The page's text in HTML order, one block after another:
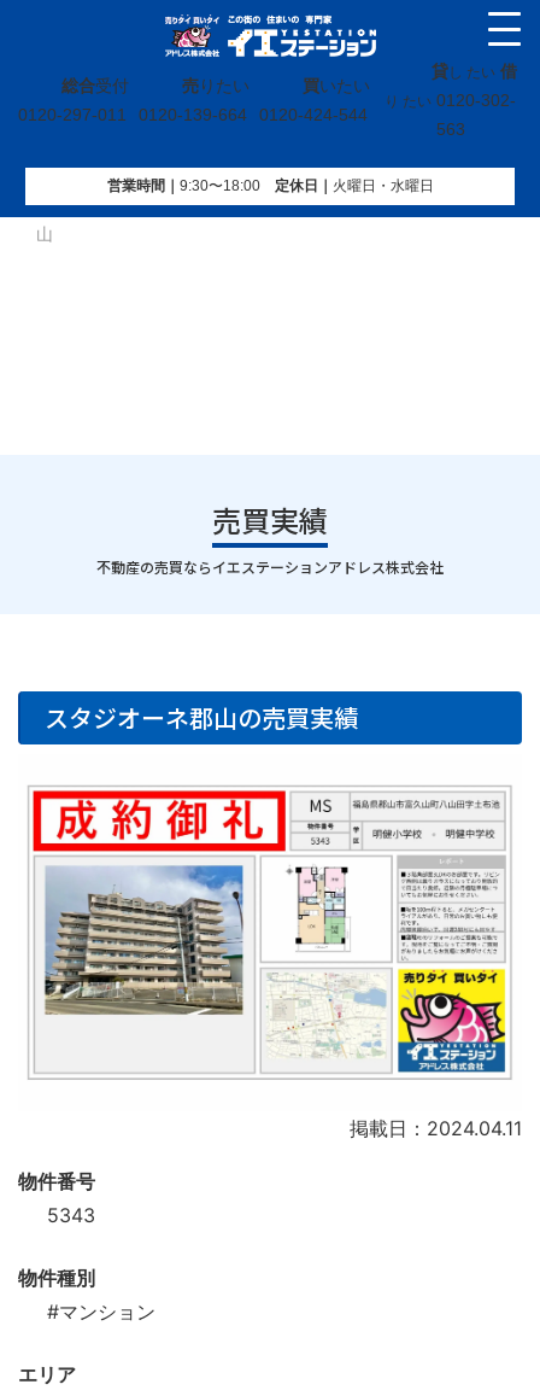
総合受付
0120-297-011
売りたい
0120-139-664
買いたい
0120-424-544
貸し たい 借
り たい 0120-302-
563
営業時間｜ 9:30〜18:00定休⽇｜ 火曜⽇・水曜⽇
イエステーション»売買実績»マンション»スタジオーネ郡
山
売買実績
｜
不動産の売買ならイエステーションアドレス株式会社
スタジオーネ郡山の売買実績
掲載日：2024.04.11
物件番号
5343
物件種別
#マンション
エリア